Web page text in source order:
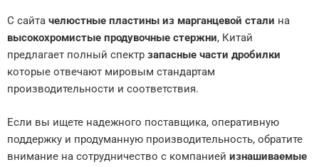
С сайта челюстные пластины из марганцевой стали на
высокохромистые продувочные стержни, Китай
предлагает полный спектр запасные части дробилки
которые отвечают мировым стандартам
производительности и соответствия.
Если вы ищете надежного поставщика, оперативную
поддержку и продуманную производительность, обратите
внимание на сотрудничество с компанией изнашиваемые